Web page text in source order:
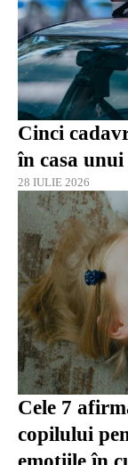
Cinci
în casa
28 IULIE 2026
Cele 7
copilului